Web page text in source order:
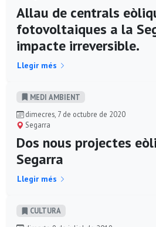
Allau de centrals
fotovoltaiques a la
impacte irreversible.
Llegir més
MEDI AMBIENT
dimecres, 7 de octubre de 2020
Segarra
Dos nous projectes
Segarra
Llegir més
CULTURA